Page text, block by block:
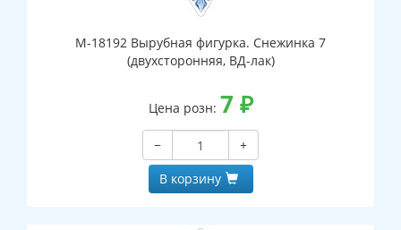
М-18192 Вырубная фигурка. Снежинка 7
(двухсторонняя, ВД-лак)
Цена розн: 7 ₽
−
+
В корзину